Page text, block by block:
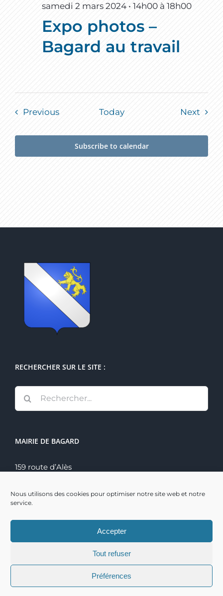
Nous utilisons des cookies pour optimiser notre site web et notre
service.
Accepter
Tout refuser
Préférences
samedi 2 mars 2024 • 14h00 à18h00
Expo photos –
Bagard au travail
PreviousEvents Today Next
Subscribe to calendar
RECHERCHER SUR LE SITE :
MAIRIE DE BAGARD
159 route d’Alès
Tél. : 04 66 60 70 22
Copyright 2021 | Mairie de Bagard | Réalisation :